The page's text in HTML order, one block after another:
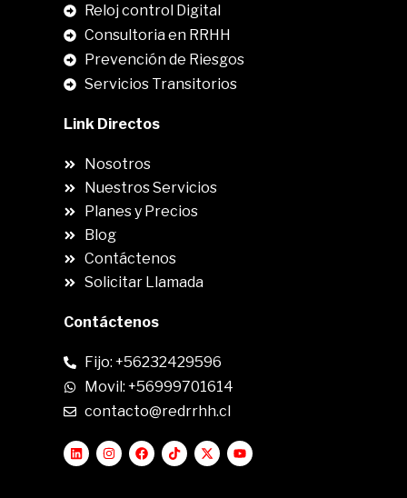
Reloj control Digital
Consultoria en RRHH
Prevención de Riesgos
Servicios Transitorios
Link Directos
Nosotros
Nuestros Servicios
Planes y Precios
Blog
Contáctenos
Solicitar Llamada
Contáctenos
Fijo: +56232429596
Movil: +56999701614
contacto@redrrhh.cl